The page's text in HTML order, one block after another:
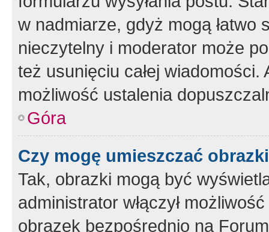
w nadmiarze, gdyż mogą
nieczytelny i moderator może
też usunięciu całej
możliwość ustalenia
Góra
Czy mogę umieszczać
Tak, obrazki mogą być
administrator włączył
obrazek bezpośrednio na